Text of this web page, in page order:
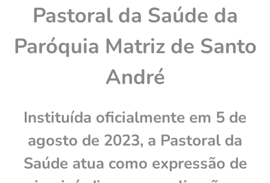
Pastoral da Saúde da
Paróquia Matriz de Santo
André
Instituída oficialmente em 5 de
agosto de 2023, a Pastoral da
Saúde atua como expressão de